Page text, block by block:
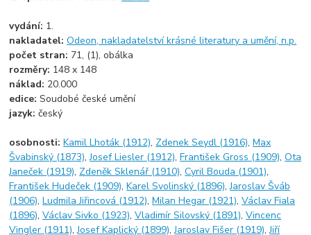
vydání: 1.
nakladatel:Odeon, nakladatelství krásné literatury a umění, n.p.
počet stran: 71, (1), obálka
rozměry: 148 x 148
náklad: 20.000
edice:Soudobé české umění
jazyk:český
osobnosti:Kamil Lhoták (1912), Zdenek Seydl (1916),Max
Švabinský (1873),Josef Liesler (1912),František Gross (1909),Ota
Janeček (1919), Zdeněk Sklenář (1910),Cyril Bouda (1901),
František Hudeček (1909),Karel Svolinský (1896),Jaroslav Šváb
(1906),Ludmila Jiřincová (1912),Milan Hegar (1921),Václav Fiala
(1896),Václav Sivko (1923),Vladimír Silovský (1891),Vincenc
Vingler (1911),Josef Kaplický (1899),Jaroslav Fišer (1919),Jiří